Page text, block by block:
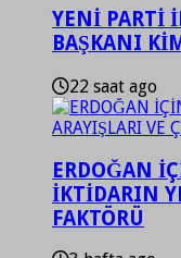
YENİ PARTİ
BAŞKANI
22 saat ago
ERDOĞAN
İKTİDARIN
FAKTÖRÜ